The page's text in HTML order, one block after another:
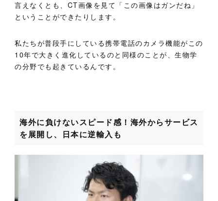
言えなくとも、CT画像を見て「この画像はガンだね」
ということができたりします。
私たちが普段手にしている携帯電話のカメラ機能がこの
10年で大きく進化しているのと同様のことが、生物学
の分野でも起きているんです。
海外に負けないスピード感！海外からサービス
を展開し、日本に逆輸入も